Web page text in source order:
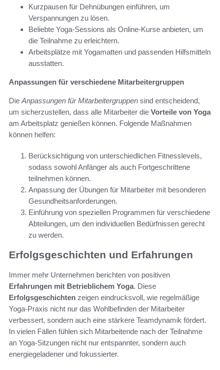
Kurzpausen für Dehnübungen einführen, um
Verspannungen zu lösen.
Beliebte Yoga-Sessions als Online-Kurse anbieten, um
die Teilnahme zu erleichtern.
Arbeitsplätze mit Yogamatten und passenden Hilfsmitteln
ausstatten.
Anpassungen für verschiedene Mitarbeitergruppen
Die Anpassungen für Mitarbeitergruppen sind entscheidend,
um sicherzustellen, dass alle Mitarbeiter die Vorteile von Yoga
am Arbeitsplatz genießen können. Folgende Maßnahmen
können helfen:
Berücksichtigung von unterschiedlichen Fitnesslevels,
sodass sowohl Anfänger als auch Fortgeschrittene
teilnehmen können.
Anpassung der Übungen für Mitarbeiter mit besonderen
Gesundheitsanforderungen.
Einführung von speziellen Programmen für verschiedene
Abteilungen, um den individuellen Bedürfnissen gerecht
zu werden.
Erfolgsgeschichten und Erfahrungen
Immer mehr Unternehmen berichten von positiven
Erfahrungen mit Betrieblichem Yoga. Diese
Erfolgsgeschichten zeigen eindrucksvoll, wie regelmäßige
Yoga-Praxis nicht nur das Wohlbefinden der Mitarbeiter
verbessert, sondern auch eine stärkere Teamdynamik fördert.
In vielen Fällen fühlen sich Mitarbeitende nach der Teilnahme
an Yoga-Sitzungen nicht nur entspannter, sondern auch
energiegeladener und fokussierter.